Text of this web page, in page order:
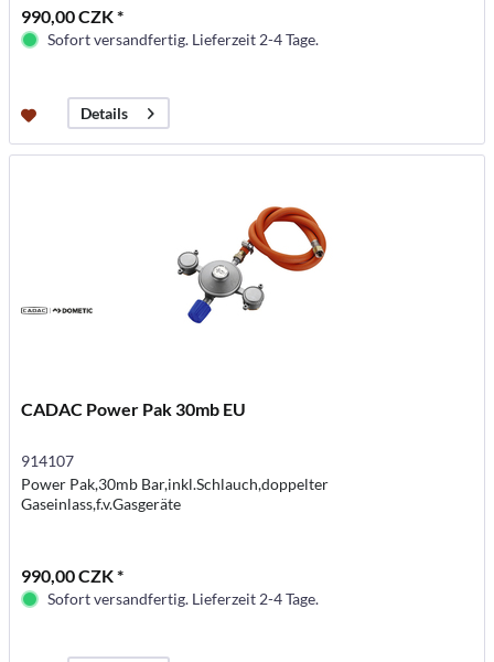
990,00 CZK *
Sofort versandfertig. Lieferzeit 2-4 Tage.
Details
CADAC Power Pak 30mb EU
914107
Power Pak,30mb Bar,inkl.Schlauch,doppelter
Gaseinlass,f.v.Gasgeräte
990,00 CZK *
Sofort versandfertig. Lieferzeit 2-4 Tage.